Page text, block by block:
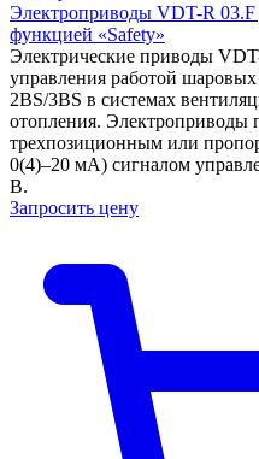
Электроприводы VDT-R 03.F
функцией «Safety»
Электрические приводы
управления работой
2BS/3BS в системах
отопления. Электроприводы
трехпозиционным или
0(4)–20 мА) сигналом
В.
Запросить цену